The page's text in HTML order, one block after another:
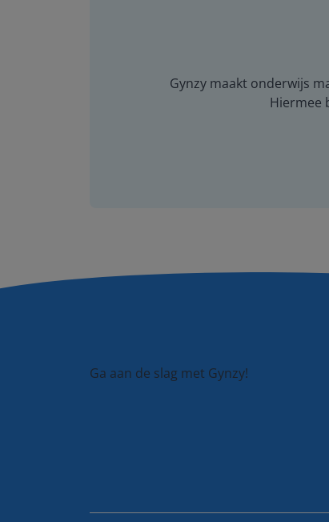
Gynzy maakt onderwijs
Hiermee
Ga aan de slag met Gynzy!